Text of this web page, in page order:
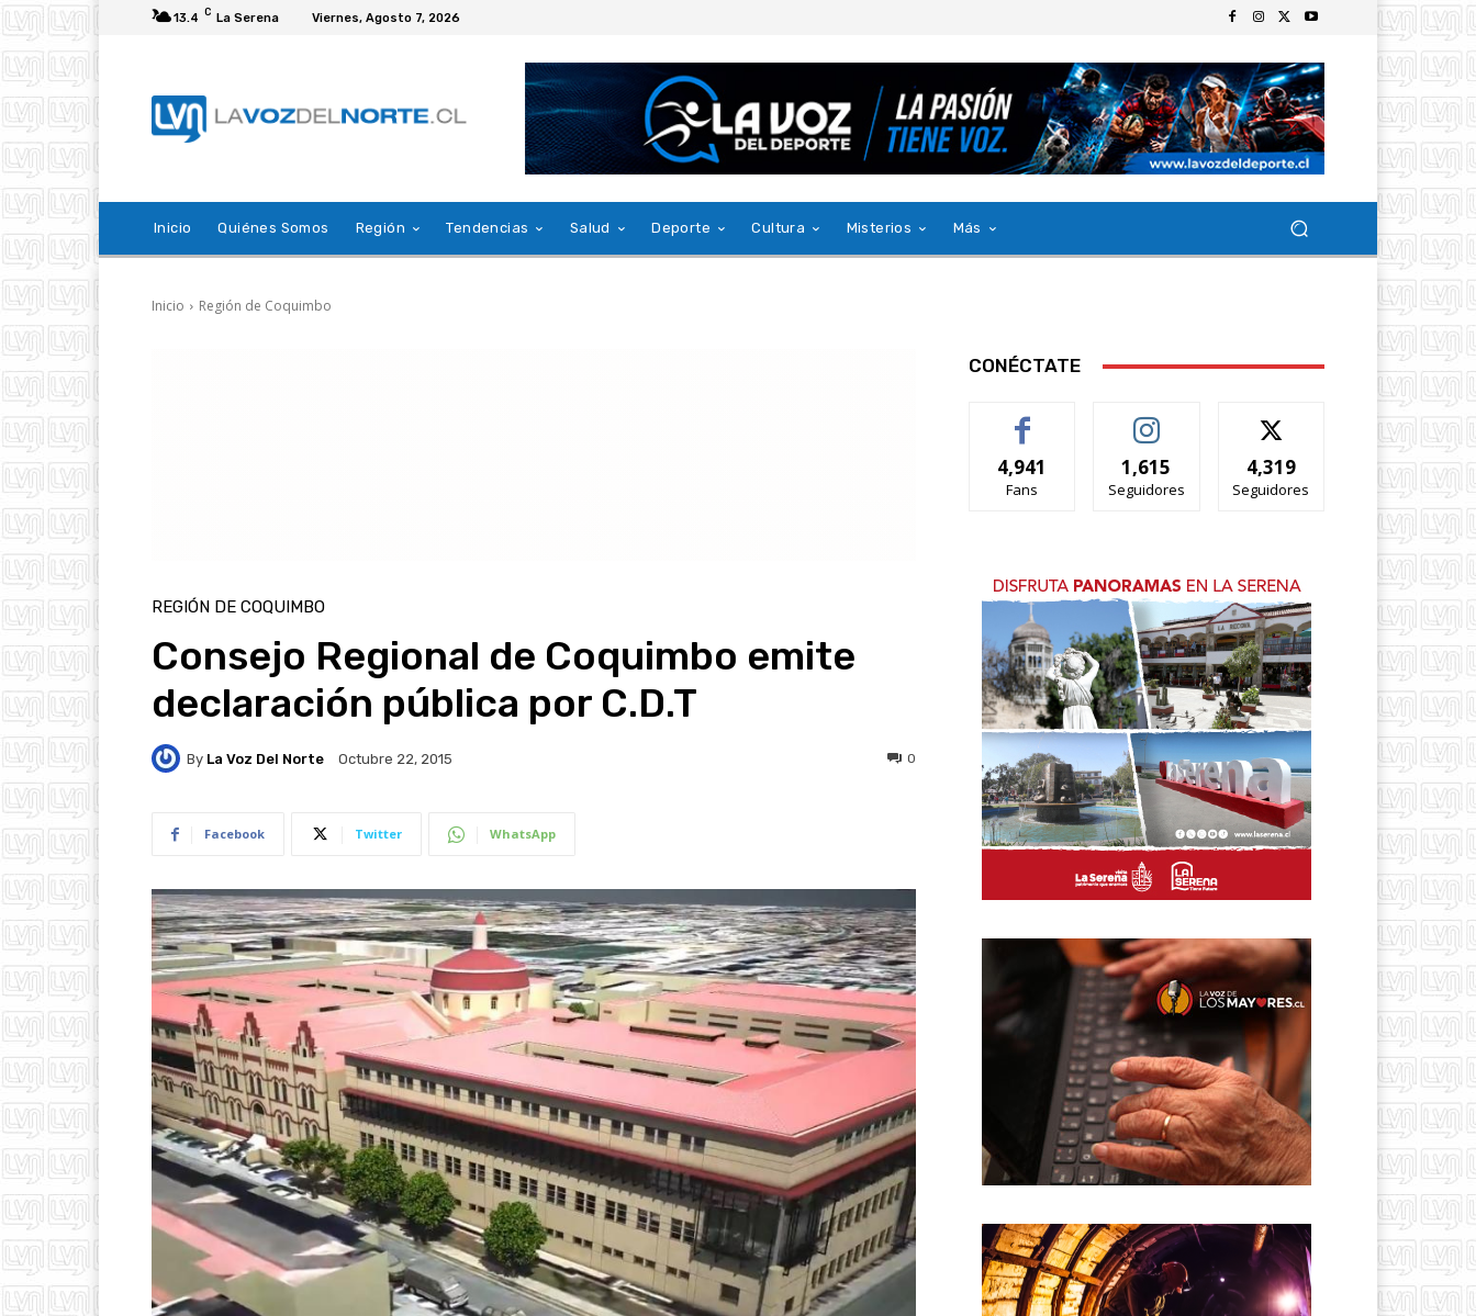
13.4 C La Serena Viernes, Agosto 7, 2026
Inicio Quiénes Somos Región Tendencias Salud Deporte Cultura Misterios Más
Inicio Región de Coquimbo
REGIÓN DE COQUIMBO
Consejo Regional de Coquimbo emite
declaración pública por C.D.T
By La Voz Del Norte Octubre 22, 2015 0
Facebook Twitter WhatsApp
CONÉCTATE
4,941
Fans
1,615
Seguidores
4,319
Seguidores